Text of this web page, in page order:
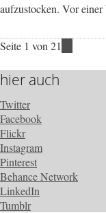
aufzustocken. Vor
Seite 1 von 21
hier auch
Twitter
Facebook
Flickr
Instagram
Pinterest
Behance Network
LinkedIn
Tumblr